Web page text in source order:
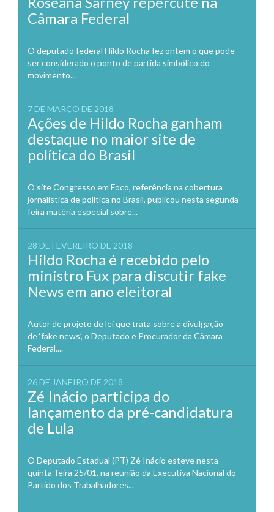
Câmara Federal
O deputado federal Hildo Rocha fez ontem o que pode
ser considerado o ponto de partida simbólico do
movimento...
7 DE MARÇO DE 2018
Ações de Hildo Rocha ganham
destaque no maior site de
política do Brasil
O site Congresso em Foco, referência na cobertura
jornalística de política no Brasil, publicou nesta segunda-
feira matéria especial sobre...
28 DE FEVEREIRO DE 2018
Hildo Rocha é recebido pelo
ministro Fux para discutir fake
News em ano eleitoral
Autor de projeto de lei que trata sobre a divulgação
de ‘fake news’, o Deputado e Procurador da Câmara
Federal,...
26 DE JANEIRO DE 2018
Zé Inácio participa do
lançamento da pré-candidatura
de Lula
O Deputado Estadual (PT) Zé Inácio esteve nesta
quinta-feira 25/01, na reunião da Executiva Nacional do
Partido dos Trabalhadores...